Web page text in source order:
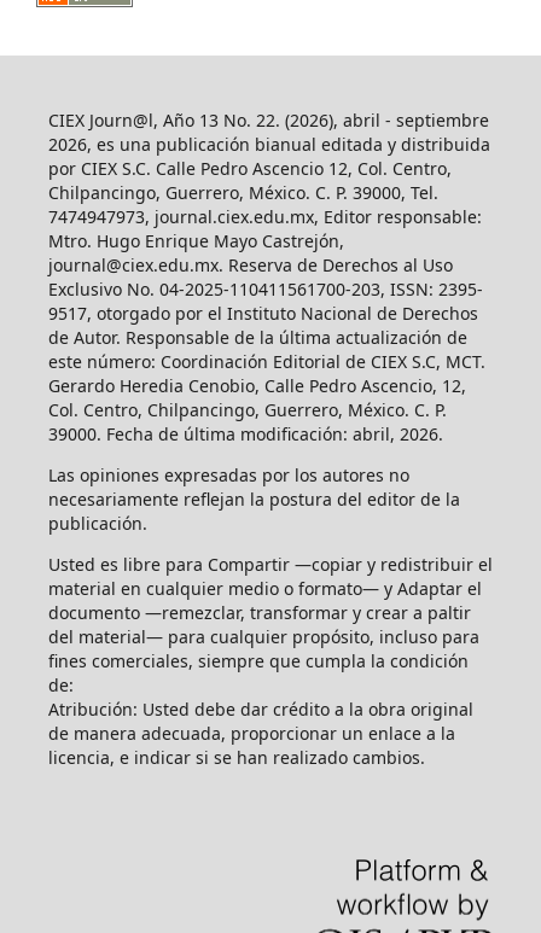
CIEX Journ@l, Año 13 No. 22. (2026), abril - septiembre
2026, es una publicación bianual editada y distribuida
por CIEX S.C. Calle Pedro Ascencio 12, Col. Centro,
Chilpancingo, Guerrero, México. C. P. 39000, Tel.
7474947973, journal.ciex.edu.mx, Editor responsable:
Mtro. Hugo Enrique Mayo Castrejón,
journal@ciex.edu.mx. Reserva de Derechos al Uso
Exclusivo No. 04-2025-110411561700-203, ISSN: 2395-
9517, otorgado por el Instituto Nacional de Derechos
de Autor. Responsable de la última actualización de
este número: Coordinación Editorial de CIEX S.C, MCT.
Gerardo Heredia Cenobio, Calle Pedro Ascencio, 12,
Col. Centro, Chilpancingo, Guerrero, México. C. P.
39000. Fecha de última modificación: abril, 2026.
Las opiniones expresadas por los autores no
necesariamente reflejan la postura del editor de la
publicación.
Usted es libre para Compartir —copiar y redistribuir el
material en cualquier medio o formato— y Adaptar el
documento —remezclar, transformar y crear a paltir
del material— para cualquier propósito, incluso para
fines comerciales, siempre que cumpla la condición
de:
Atribución: Usted debe dar crédito a la obra original
de manera adecuada, proporcionar un enlace a la
licencia, e indicar si se han realizado cambios.